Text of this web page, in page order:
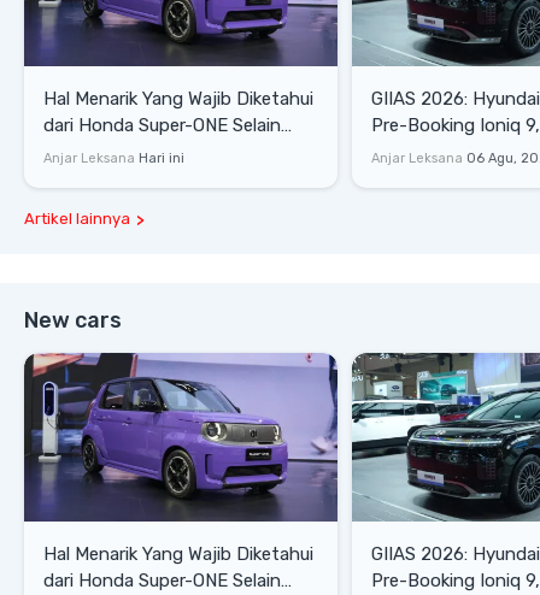
Hal Menarik Yang Wajib Diketahui
dari Honda Super-ONE Selain
Harga
Anjar Leksana Hari ini
GIIAS 2026:
Pre-Booking Ioniq
Rp1,49 Miliar
Anjar Leksana 06 Agu,
Artikel lainnya
New cars
Hal Menarik Yang Wajib Diketahui
dari Honda Super-ONE Selain
GIIAS 2026:
Pre-Booking Ioniq